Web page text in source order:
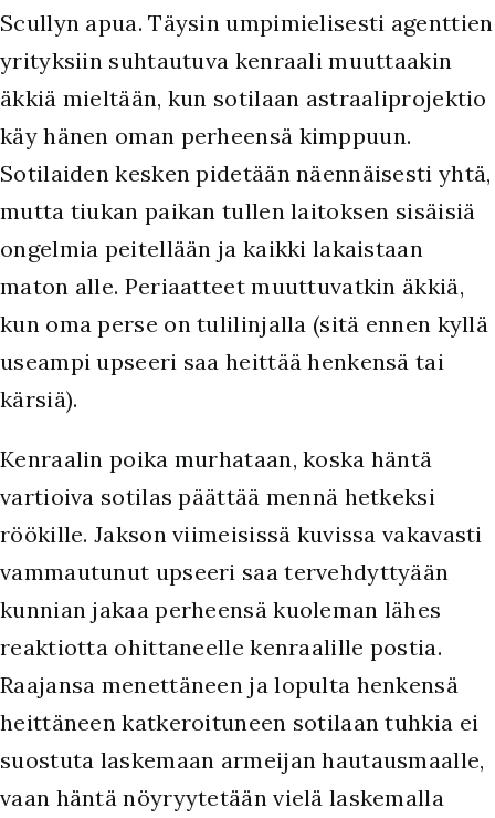
Scullyn apua. Täysin umpimielisesti agenttien
yrityksiin suhtautuva kenraali muuttaakin
äkkiä mieltään, kun sotilaan astraaliprojektio
käy hänen oman perheensä kimppuun.
Sotilaiden kesken pidetään näennäisesti yhtä,
mutta tiukan paikan tullen laitoksen sisäisiä
ongelmia peitellään ja kaikki lakaistaan
maton alle. Periaatteet muuttuvatkin äkkiä,
kun oma perse on tulilinjalla (sitä ennen kyllä
useampi upseeri saa heittää henkensä tai
kärsiä).
Kenraalin poika murhataan, koska häntä
vartioiva sotilas päättää mennä hetkeksi
röökille. Jakson viimeisissä kuvissa vakavasti
vammautunut upseeri saa tervehdyttyään
kunnian jakaa perheensä kuoleman lähes
reaktiotta ohittaneelle kenraalille postia.
Raajansa menettäneen ja lopulta henkensä
heittäneen katkeroituneen sotilaan tuhkia ei
suostuta laskemaan armeijan hautausmaalle,
vaan häntä nöyryytetään vielä laskemalla